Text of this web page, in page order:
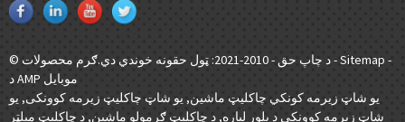
© د چاپ حق - 2010-2021: ټول حقونه خوندي دي. ګرم محصولات -Sitemap -
د AMP موبایل
یو شاټ زیرمه کونکي چاکلیټ ماشین, یو شاټ چاکلیټ زیرمه کوونکی, یو
شاټ زیرمه کوونکی د پلور لپاره, د چاکلیټ ګرمولو ماشین, د چاکلیټ میلټر